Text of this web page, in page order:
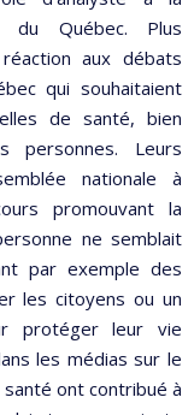
du Québec. Plus
aux débats
qui souhaitaient
de santé, bien
personnes. Leurs
nationale à
promouvant la
ne semblait
par exemple des
les citoyens ou un
protéger leur vie
les médias sur le
ont contribué à